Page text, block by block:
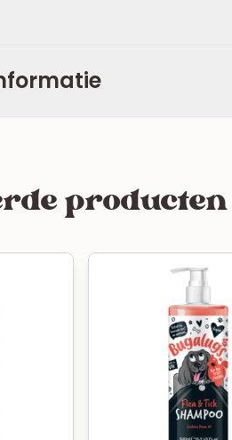
producten